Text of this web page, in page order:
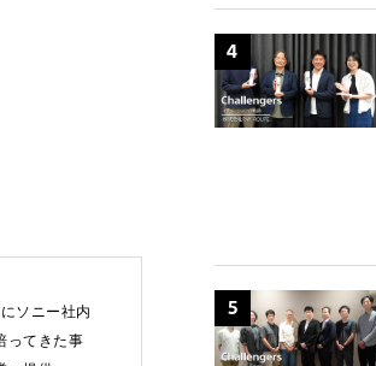
ソニー社内
ってきた事
4
5
願いします（外部サイトにジャンプしま